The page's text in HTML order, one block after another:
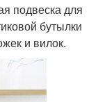
подвеска для
бутылки
и вилок.